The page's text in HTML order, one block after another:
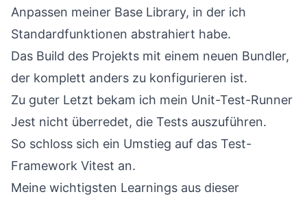
Anpassen meiner Base Library, in der ich
Standardfunktionen abstrahiert habe.
Das Build des Projekts mit einem neuen Bundler,
der komplett anders zu konfigurieren ist.
Zu guter Letzt bekam ich mein Unit-Test-Runner
Jest nicht überredet, die Tests auszuführen.
So schloss sich ein Umstieg auf das Test-
Framework Vitest an.
Meine wichtigsten Learnings aus dieser